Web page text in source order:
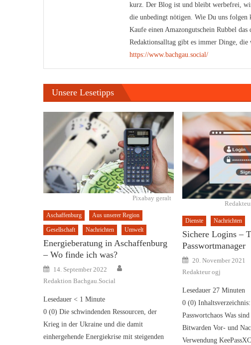
kurz. Der Blog ist und bleibt werbefrei,
die unbedingt nötigen. Wie Du uns folgen
Kaufe einen Amazongutschein Rubbel
Redaktionsalltag gibt es immer Dinge, die
https://www.bachgau.social/
Unsere Lesetipps
Pixabay geralt
Aschaffenburg Aus unserer Region
Gesellschaft Nachrichten Umwelt
Energieberatung in Aschaffenburg
– Wo finde ich was?
Posted
on
14. September 2022
Redaktion Bachgau.Social
Lesedauer < 1 Minute
0 (0) Die schwindenden Ressourcen, der
Krieg in der Ukraine und die damit
einhergehende Energiekrise mit steigenden
Dienste Nachrichten
Sichere Logins –
Passwortmanager
Posted
on
20. November 2021
Redakteur ogj
Lesedauer 27 Minuten
0 (0)
Passwortchaos Was
Bitwarden Vor- und
Verwendung